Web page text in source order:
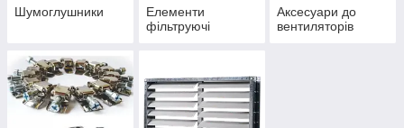
Шумоглушники
Елементи
фільтруючі
Аксесуари до
вентиляторів